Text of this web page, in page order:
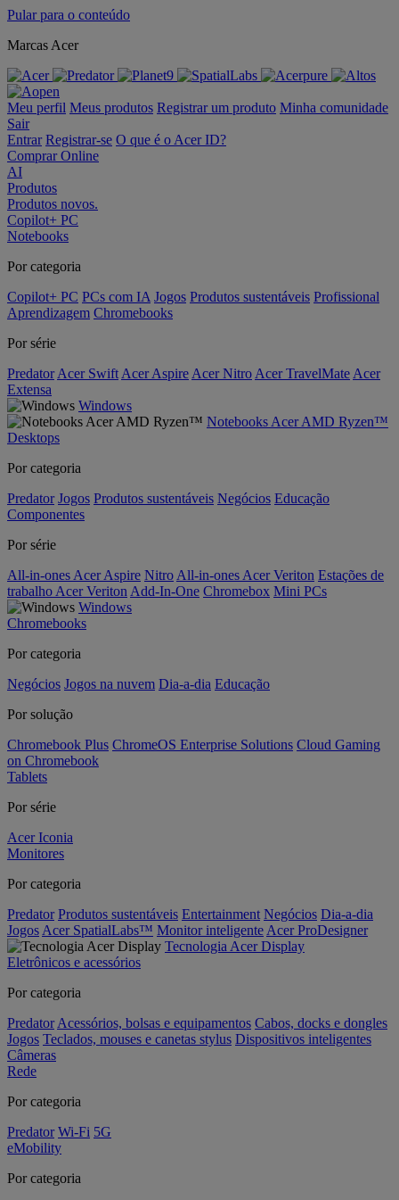
Pular para o conteúdo
Marcas Acer
Meu perfil Meus produtos Registrar um produto Minha comunidade
Sair
Entrar Registrar-se O que é o Acer ID?
Comprar Online
AI
Produtos
Produtos novos.
Copilot+ PC
Notebooks
Por categoria
Copilot+ PC PCs com IA Jogos Produtos sustentáveis Profissional
Aprendizagem Chromebooks
Por série
Predator Acer Swift Acer Aspire Acer Nitro Acer TravelMate Acer
Extensa
Windows
Notebooks Acer AMD Ryzen™
Desktops
Por categoria
Predator Jogos Produtos sustentáveis Negócios Educação
Componentes
Por série
All-in-ones Acer Aspire Nitro All-in-ones Acer Veriton Estações de
trabalho Acer Veriton Add-In-One Chromebox Mini PCs
Windows
Chromebooks
Por categoria
Negócios Jogos na nuvem Dia-a-dia Educação
Por solução
Chromebook Plus ChromeOS Enterprise Solutions Cloud Gaming
on Chromebook
Tablets
Por série
Acer Iconia
Monitores
Por categoria
Predator Produtos sustentáveis Entertainment Negócios Dia-a-dia
Jogos Acer SpatialLabs™ Monitor inteligente Acer ProDesigner
Tecnologia Acer Display
Eletrônicos e acessórios
Por categoria
Predator Acessórios, bolsas e equipamentos Cabos, docks e dongles
Jogos Teclados, mouses e canetas stylus Dispositivos inteligentes
Câmeras
Rede
Por categoria
Predator Wi-Fi 5G
eMobility
Por categoria